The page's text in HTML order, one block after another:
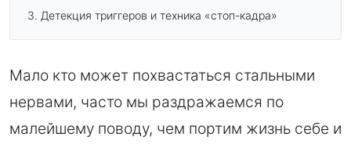
Детекция триггеров и техника «стоп-кадра»
Мало кто может похвастаться стальными
нервами, часто мы раздражаемся по
малейшему поводу, чем портим жизнь себе и